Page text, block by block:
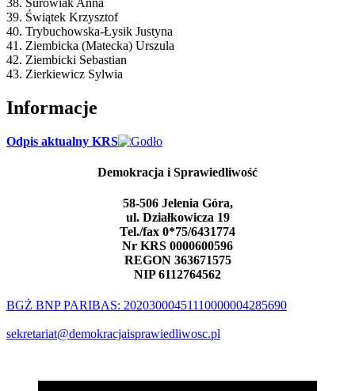
39. Świątek Krzysztof
40. Trybuchowska-Łysik Justyna
41. Ziembicka (Matecka) Urszula
42. Ziembicki Sebastian
43. Zierkiewicz Sylwia
Informacje
Odpis aktualny KRS
Demokracja i Sprawiedliwość
58-506 Jelenia Góra,
ul. Działkowicza 19
Tel./fax 0*75/6431774
Nr KRS 0000600596
REGON 363671575
NIP 6112764562
BGŻ BNP PARIBAS: 20203000451110000004285690
sekretariat@demokracjaisprawiedliwosc.pl